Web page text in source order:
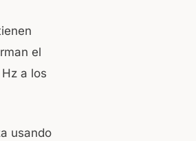
el
a los
usando